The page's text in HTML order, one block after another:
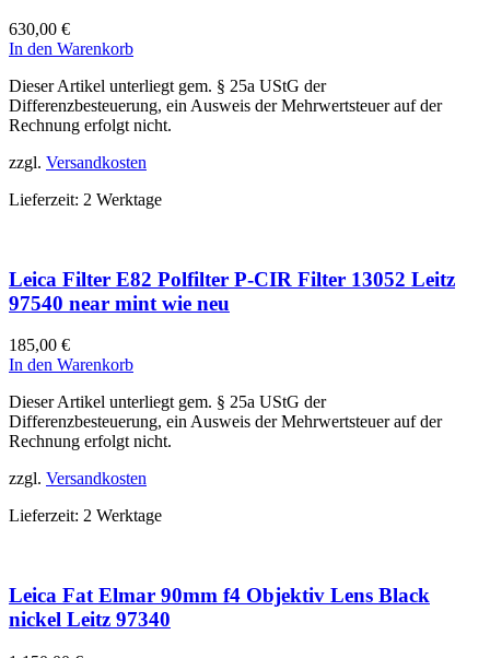
630,00 €
In den Warenkorb
Dieser Artikel unterliegt gem. § 25a UStG der
Differenzbesteuerung, ein Ausweis der Mehrwertsteuer auf der
Rechnung erfolgt nicht.
zzgl. Versandkosten
Lieferzeit: 2 Werktage
Leica Filter E82 Polfilter P-CIR Filter 13052 Leitz
97540 near mint wie neu
185,00 €
In den Warenkorb
Dieser Artikel unterliegt gem. § 25a UStG der
Differenzbesteuerung, ein Ausweis der Mehrwertsteuer auf der
Rechnung erfolgt nicht.
zzgl. Versandkosten
Lieferzeit: 2 Werktage
Leica Fat Elmar 90mm f4 Objektiv Lens Black
nickel Leitz 97340